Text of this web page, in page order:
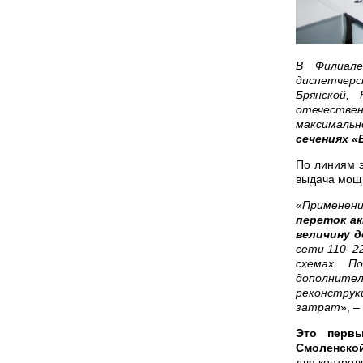
В
Брянской,
сечениях
По линиям
выдача
«
переток
величину
сети
схемах.
затрат», –
Это